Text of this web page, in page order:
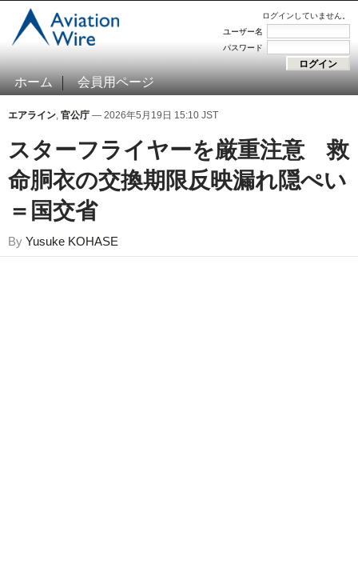
ログインしていません。
ユーザー名
パスワード
ホーム 会員用ページ
エアライン, 官公庁 — 2026年5月19日 15:10 JST
スターフライヤーを厳重注意 救
命胴衣の交換期限反映漏れ隠ぺい
＝国交省
By Yusuke KOHASE